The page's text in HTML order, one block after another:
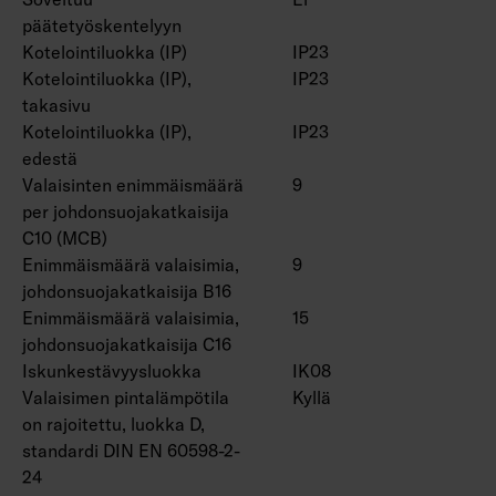
Suorapainikeohjauksessa käytettävien
valaisinten enimmäismäärä yhdessä ryhmässä
on 50 kpl.
Käyttöympäristön lämpötila -20 … 25 °C,
soveltuu sisäkäyttöön.
Hyötyelinikä L70 > 100 000 h (Ta25°C).
Hyötyelinikä L80 100 000 h (Ta25°C).
DAS = Kaksoisasymmetrinen (hyllyoptiikka),
ACMP = Akryyli mikroprisma, PCO =
Polykarbonaatti opaali
Lisätarvikkeina matalaluminanssiritilät
4338576 (1250 mm) ja 4338577 (1550 mm),
pallosuojaverkot (4338574 (1250 mm) ja
4338575 (1550 mm) ja yleiskiskokiinnike
4310530.
päätetyöskentelyyn
Kotelointiluokka (IP)
IP23
Kotelointiluokka (IP),
takasivu
IP23
Kotelointiluokka (IP),
edestä
IP23
Valaisinten enimmäismäärä
per johdonsuojakatkaisija
C10 (MCB)
9
Enimmäismäärä valaisimia,
johdonsuojakatkaisija B16
9
Enimmäismäärä valaisimia,
johdonsuojakatkaisija C16
15
Iskunkestävyysluokka
IK08
Valaisimen pintalämpötila
on rajoitettu, luokka D,
standardi DIN EN 60598-2-
24
Kyllä